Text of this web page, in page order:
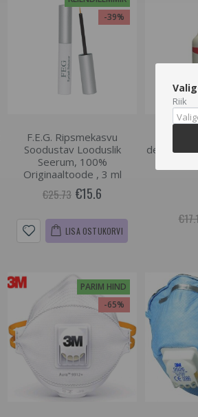
-39%
F.E.G. Ripsmekasvu
Soodustav Looduslik
Seerum, 100%
Originaaltoode , 3 ml
€25.73 €15.6
LISA OSTUKORVI
PARIM HIND
-65%
Riik